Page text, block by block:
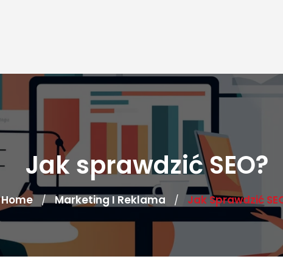
Jak sprawdzić SEO?
Home / Marketing I Reklama / Jak Sprawdzić